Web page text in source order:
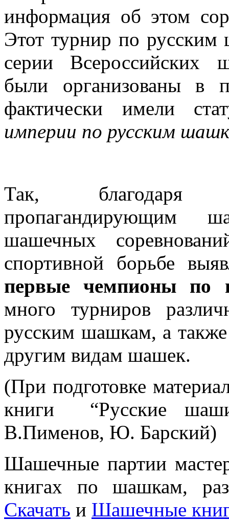
информация об этом
Этот турнир по
серии Всероссийских
были организованы в
фактически имели
империи по русским
Так, благодаря
пропагандирующим
шашечных
спортивной борьбе
первые чемпионы по
много турниров
русским шашкам, а
другим видам шашек.
(При подготовке
книги “Русские
В.Пименов, Ю. Барский)
Шашечные партии
книгах по шашкам,
Скачать и Шашечные